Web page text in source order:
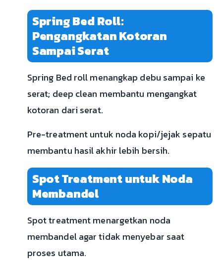
Spring Bed Roll:
Pengangkatan Kotoran
Sampai Serat
Spring Bed roll menangkap debu sampai ke
serat; deep clean membantu mengangkat
kotoran dari serat.
Pre-treatment untuk noda kopi/jejak sepatu
membantu hasil akhir lebih bersih.
Spot Treatment untuk Noda
Membandel
Spot treatment menargetkan noda
membandel agar tidak menyebar saat
proses utama.